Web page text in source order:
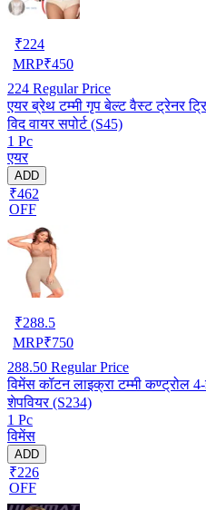
₹224
MRP₹450
224 Regular Price
एयर ब्रेथ टम्मी गृप बेल्ट वैस्ट ट्रेनर
विद वायर सपोर्ट (S45)
1 Pc
एयर
ADD
₹462
OFF
₹288.5
MRP₹750
288.50 Regular Price
विमेंस कॉटन लाइक्रा टम्मी कण्ट्रोल
शेपवियर (S234)
1 Pc
विमेंस
ADD
₹226
OFF